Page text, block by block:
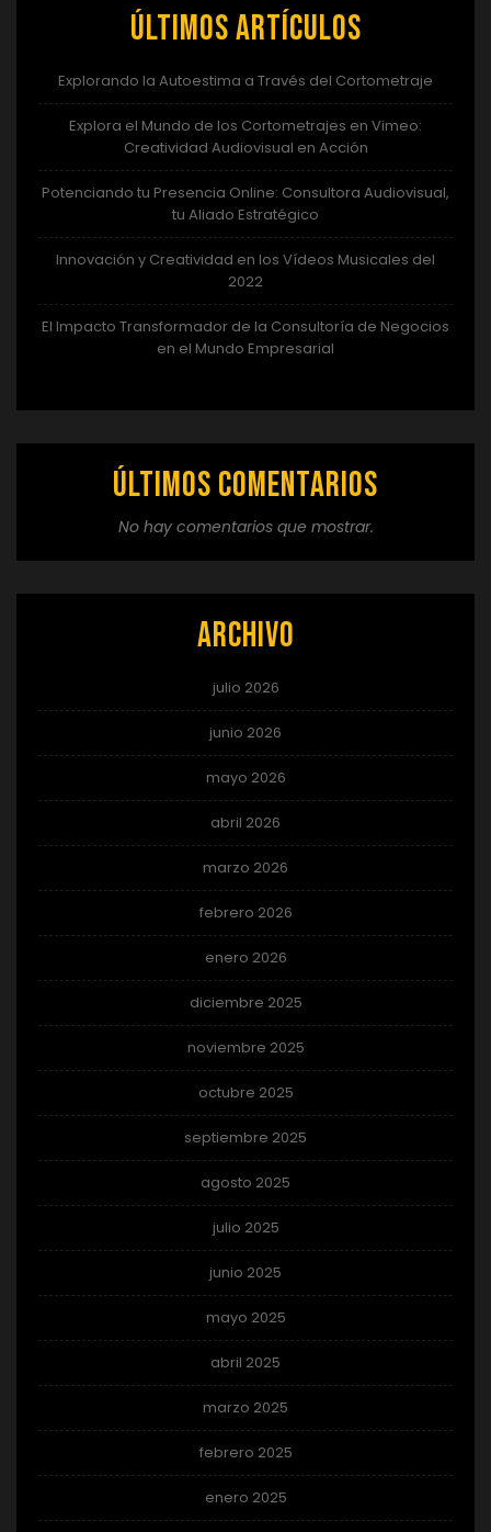
Últimos artículos
Explorando la Autoestima a Través del Cortometraje
Explora el Mundo de los Cortometrajes en Vimeo:
Creatividad Audiovisual en Acción
Potenciando tu Presencia Online: Consultora Audiovisual,
tu Aliado Estratégico
Innovación y Creatividad en los Vídeos Musicales del
2022
El Impacto Transformador de la Consultoría de Negocios
en el Mundo Empresarial
Últimos comentarios
No hay comentarios que mostrar.
Archivo
julio 2026
junio 2026
mayo 2026
abril 2026
marzo 2026
febrero 2026
enero 2026
diciembre 2025
noviembre 2025
octubre 2025
septiembre 2025
agosto 2025
julio 2025
junio 2025
mayo 2025
abril 2025
marzo 2025
febrero 2025
enero 2025